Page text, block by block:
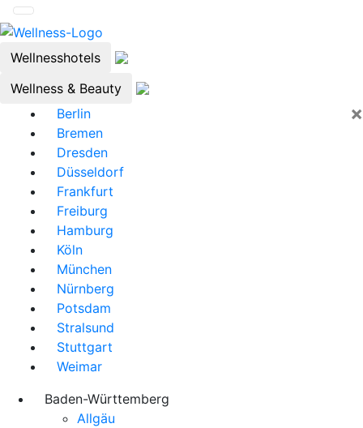
Wellnesshotels
Wellness & Beauty
×
Berlin
Bremen
Dresden
Düsseldorf
Frankfurt
Freiburg
Hamburg
Köln
München
Nürnberg
Potsdam
Stralsund
Stuttgart
Weimar
Baden-Württemberg
Allgäu